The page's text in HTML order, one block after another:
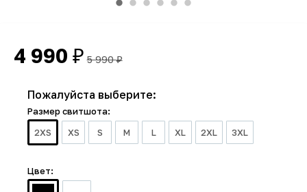
4 990 ₽ 5 990₽
Пожалуйста выберите:
Размер свитшота:
2XS
XS S M L XL 2XL 3XL
Цвет: